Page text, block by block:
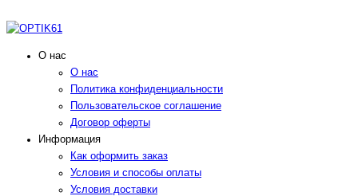
О нас
О нас
Политика конфиденциальности
Пользовательское соглашение
Договор оферты
Информация
Как оформить заказ
Условия и способы оплаты
Условия доставки